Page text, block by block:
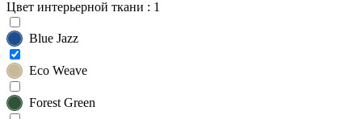
Цвет интерьерной ткани : 1
Blue Jazz
Eco Weave
Forest Green